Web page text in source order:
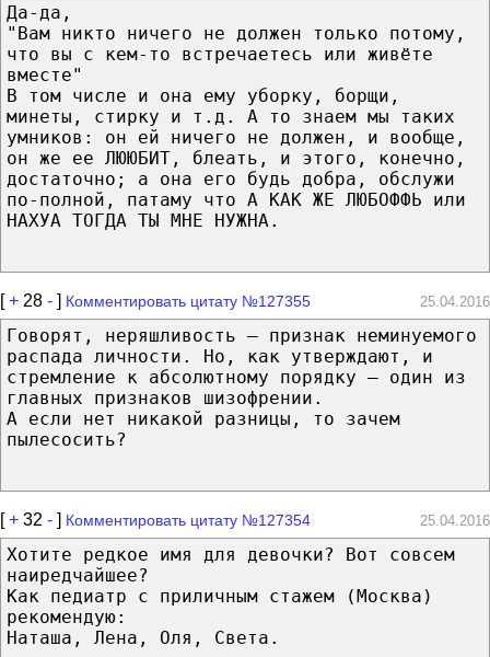
Да-да,
"Вам никто ничего не должен только потому,
что вы с кем-то встречаетесь или живёте
вместе"
В том числе и она ему уборку, борщи,
минеты, стирку и т.д. А то знаем мы таких
умников: он ей ничего не должен, и вообще,
он же ее ЛЮЮБИТ, блеать, и этого, конечно,
достаточно; а она его будь добра, обслужи
по-полной, патаму что А КАК ЖЕ ЛЮБОФФЬ или
НАХУА ТОГДА ТЫ МНЕ НУЖНА.
[+ 28 - ] Комментировать цитату №127355 25.04.2016
Говорят, неряшливость — признак неминуемого
распада личности. Но, как утверждают, и
стремление к абсолютному порядку — один из
главных признаков шизофрении.
А если нет никакой разницы, то зачем
пылесосить?
[+ 32 - ] Комментировать цитату №127354 25.04.2016
Хотите редкое имя для девочки? Вот совсем
наиредчайшее?
Как педиатр с приличным стажем (Москва)
рекомендую:
Наташа, Лена, Оля, Света.